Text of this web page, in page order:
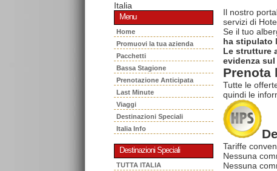
Italia
Menu
Home
Promuovi la tua azienda
Pacchetti
Bassa Stagione
Prenotazione Anticipata
Last Minute
Viaggi
Destinazioni Speciali
Italia Info
Destinazioni Speciali
TUTTA ITALIA
Il nostro
servizi di
Se il tuo
ha stipulato
Le strutture
evidenza
Prenota
Tutte le
quindi le
Tariffe
Nessuna
Nessuna